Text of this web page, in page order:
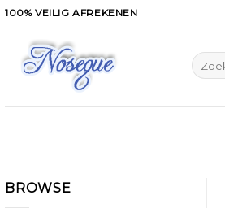
100% VEILIG AFREKENEN
Zoeken
naar:
BROWSE